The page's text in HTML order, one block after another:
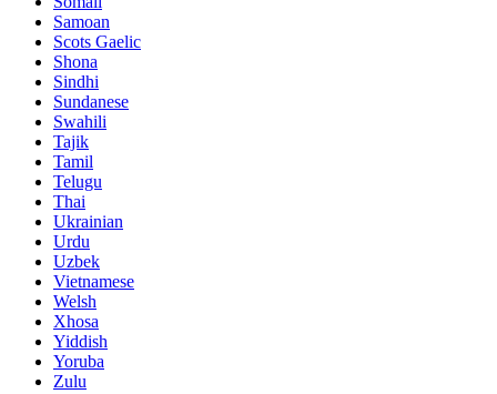
Samoan
Scots Gaelic
Shona
Sindhi
Sundanese
Swahili
Tajik
Tamil
Telugu
Thai
Ukrainian
Urdu
Uzbek
Vietnamese
Welsh
Xhosa
Yiddish
Yoruba
Zulu